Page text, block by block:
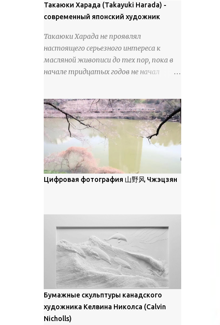
18 век. Шахматный набор "Рыцари
против турок" в шкатулке из
см, Холмогоры, 18 век....
покрова может восприниматься как
матовая. Такое свойство чаще всего
метелевого и фирнизированного снега.
Тем не менее, иногда значительное
количество кристаллов может
располагаться в одной плоскости,
поверхностной изморози. В данном
случае усиливается зеркальное
отражение, что приводит к
искристости снега, зависящей от
положения наблюдателя и высоты
солнца. Зеркальные свойства наиболее
заметны при угле солнечного света 15°
и ниже; при более высокой солнечной
описываются индикатрисой ...
Такаюки Харада (Takayuki Harada) -
современный японский художник
Такаюки Харада не проявлял
настоящего серьезного интереса к
масляной живописи до тех пор, пока в
начале тридцатых годов не начал
художественные музеи и галереи, он
был глубоко тронут и вдохновлен
красотой масляной живописи великих
мастеров. Искусствовед Брайан
Шервин прокомментировал картины
художника, заявив, что "Такаюки
Харада сочетает в себе классическую
смысле, персонажи его картин
предлагают зрителям незаконченный
рассказ, который усиливается его
уникальной манерой использования
освещения". Для просмотра всех работ,
посетите страницу –
https://www.artfinder.com/artist/takayuki-
harada/about/#/
Цифровая фотография 山野风 Чжэцзян
Бумажные скульптуры канадского
художника Келвина Николса (Calvin
Nicholls)